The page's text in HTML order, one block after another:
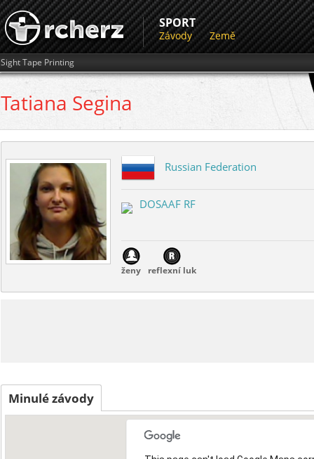
SPORT
Závody Země
Sight Tape Printing
Tatiana Segina
Russian Federation
DOSAAF RF
ženy reflexní luk
Minulé závody